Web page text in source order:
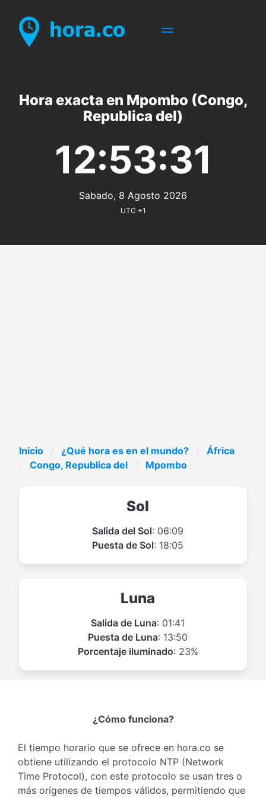
Hora exacta en Mpombo (Congo,
Republica del)
12:53:31
Sabado, 8 Agosto 2026
UTC +1
Inicio ¿Qué hora es en el mundo?
África
Congo, Republica del
Mpombo
Sol
Salida del Sol: 06:09
Puesta de Sol: 18:05
Luna
Salida de Luna: 01:41
Puesta de Luna: 13:50
Porcentaje iluminado: 23%
¿Cómo funciona?
El tiempo horario que se ofrece en hora.co se
obtiene utilizando el protocolo NTP (Network
Time Protocol), con este protocolo se usan tres o
más orígenes de tiempos válidos, permitiendo que